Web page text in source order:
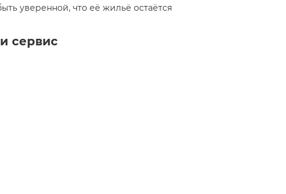
уверенной, что её жильё остаётся
сервис